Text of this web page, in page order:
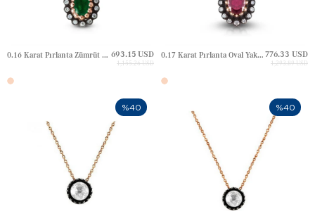
0.16 Karat Pırlanta Zümrüt Yaprak Halo Elmas Altın Kolye 693.15 USD
1,155.26 USD
0.17 Karat Pırlanta Oval Yakut Halo Elmas Altın Kolye 776.33 USD
1,293.89 USD
%40 %40